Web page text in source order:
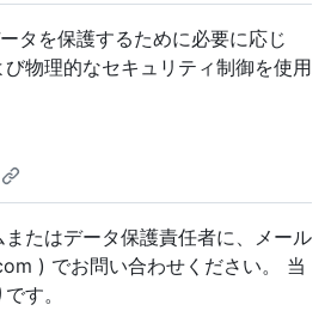
タを保護するために必要に応じ
物理的なセキュリティ制御を使用
たはデータ保護責任者に、メール
) でお問い合わせください。 当
す。